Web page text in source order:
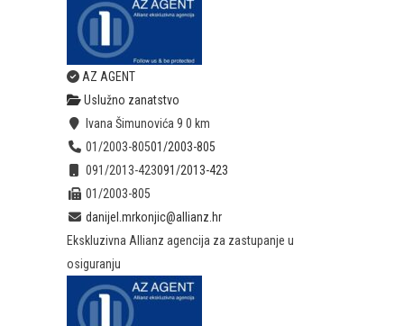
AZ AGENT
Uslužno zanatstvo
Ivana Šimunovića 9 0 km
01/2003-80501/2003-805
091/2013-423091/2013-423
01/2003-805
danijel.mrkonjic@allianz.hr
Ekskluzivna Allianz agencija za zastupanje u
osiguranju